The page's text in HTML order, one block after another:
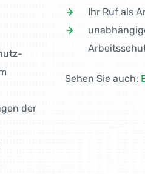
der
Ihr Ruf als
Sehen Sie auch: